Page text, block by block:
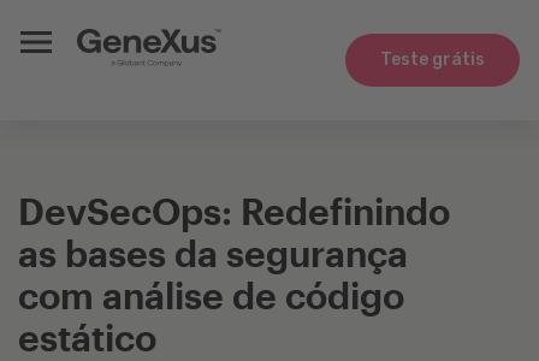
Teste grátis
DevSecOps: Redefinindo
as bases da segurança
com análise de código
estático